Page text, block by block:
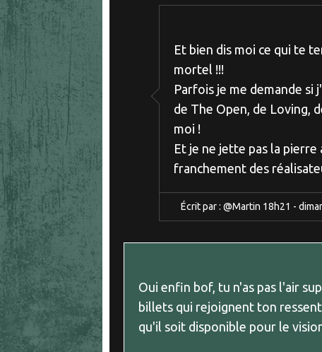
Et bien dis moi ce qui te
mortel !!!
Parfois je me demande si
de The Open, de Loving,
moi !
Et je ne jette pas la pierre
franchement des
Écrit par : @Martin 18h21 -
Oui enfin bof, tu n'as pas l'air
billets qui rejoignent ton
qu'il soit disponible pour le